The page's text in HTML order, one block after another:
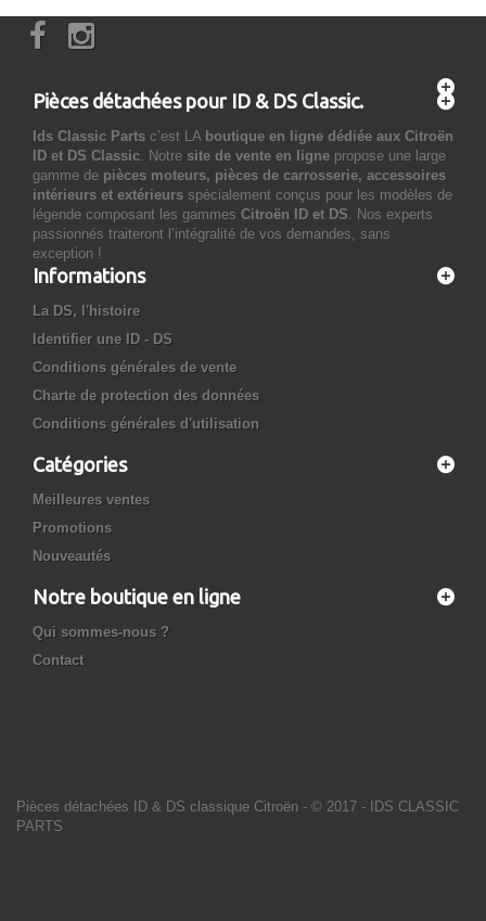
Pièces détachées pour ID & DS Classic.
Ids Classic Parts c’est LA boutique en ligne dédiée aux Citroën
ID et DS Classic. Notre site de vente en ligne propose une large
gamme de pièces moteurs, pièces de carrosserie, accessoires
intérieurs et extérieurs spécialement conçus pour les modèles de
légende composant les gammes Citroën ID et DS. Nos experts
passionnés traiteront l’intégralité de vos demandes, sans
exception !
Informations
La DS, l'histoire
Identifier une ID - DS
Conditions générales de vente
Charte de protection des données
Conditions générales d'utilisation
Catégories
Meilleures ventes
Promotions
Nouveautés
Notre boutique en ligne
Qui sommes-nous ?
Contact
Pièces détachées ID & DS classique Citroën - © 2017 - IDS CLASSIC
PARTS